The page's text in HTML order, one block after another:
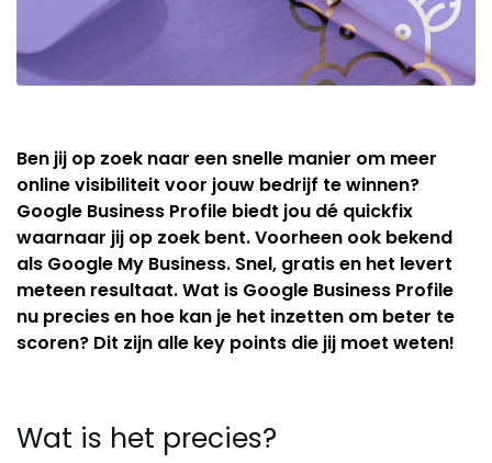
Ben jij op zoek naar een snelle manier om meer
online visibiliteit voor jouw bedrijf te winnen?
Google Business Profile biedt jou dé quickfix
waarnaar jij op zoek bent. Voorheen ook bekend
als Google My Business. Snel, gratis en het levert
meteen resultaat. Wat is Google Business Profile
nu precies en hoe kan je het inzetten om beter te
scoren? Dit zijn alle key points die jij moet weten!
Wat is het precies?